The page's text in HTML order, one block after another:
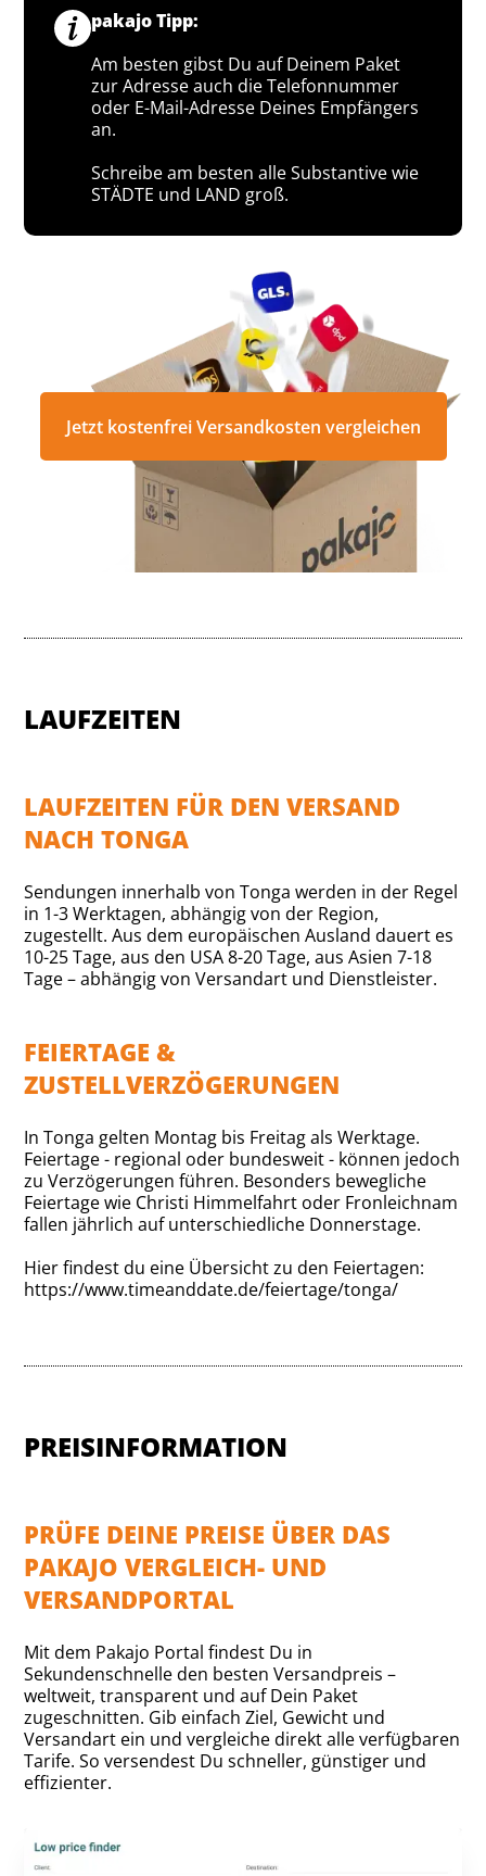
pakajo Tipp:
Am besten gibst Du auf Deinem Paket
zur Adresse auch die Telefonnummer
oder E-Mail-Adresse Deines Empfängers
an.
Schreibe am besten alle Substantive wie
STÄDTE und LAND groß.
Jetzt kostenfrei Versandkosten vergleichen
LAUFZEITEN
LAUFZEITEN FÜR DEN VERSAND
NACH TONGA
Sendungen innerhalb von Tonga werden in der Regel
in 1-3 Werktagen, abhängig von der Region,
zugestellt. Aus dem europäischen Ausland dauert es
10-25 Tage, aus den USA 8-20 Tage, aus Asien 7-18
Tage – abhängig von Versandart und Dienstleister.
FEIERTAGE &
ZUSTELLVERZÖGERUNGEN
In Tonga gelten Montag bis Freitag als Werktage.
Feiertage - regional oder bundesweit - können jedoch
zu Verzögerungen führen. Besonders bewegliche
Feiertage wie Christi Himmelfahrt oder Fronleichnam
fallen jährlich auf unterschiedliche Donnerstage.
Hier findest du eine Übersicht zu den Feiertagen:
https://www.timeanddate.de/feiertage/tonga/
PREISINFORMATION
PRÜFE DEINE PREISE ÜBER DAS
PAKAJO VERGLEICH- UND
VERSANDPORTAL
Mit dem Pakajo Portal findest Du in
Sekundenschnelle den besten Versandpreis –
weltweit, transparent und auf Dein Paket
zugeschnitten. Gib einfach Ziel, Gewicht und
Versandart ein und vergleiche direkt alle verfügbaren
Tarife. So versendest Du schneller, günstiger und
effizienter.